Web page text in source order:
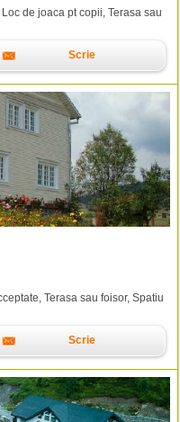
de joaca pt copii, Terasa sau
Scrie
Terasa sau foisor, Spatiu
Scrie